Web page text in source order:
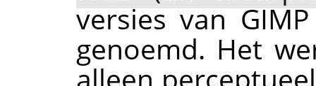
versies vanGIMP
genoemd. Het